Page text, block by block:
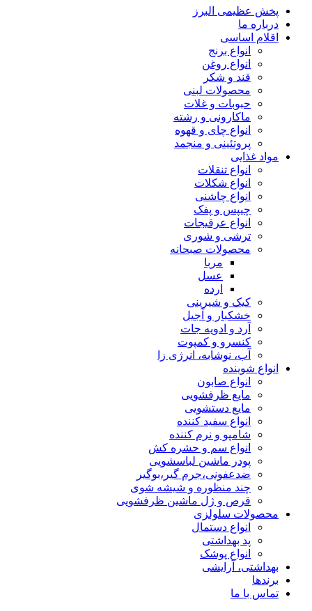
پخش عظیمی البرز
درباره ما
اقلام اساسی
انواع برنج
انواع روغن
قند و شکر
محصولات لبنی
حبوبات و غلات
ماکارونی و رشته
انواع چای و قهوه
پروتئینی و منجمد
مواد غذایی
انواع تنقلات
انواع شکلات
انواع چاشنی
چیپس و پفک
انواع عرقیجات
ترشی و شوری
محصولات صبحانه
مربا
عسل
ارده
کیک و شیرینی
خشکبار و آجیل
آرد و ادویه جات
کنسرو و کمپوت
آب، نوشابه، انرژی زا
انواع شوینده
انواع صابون
مایع ظرفشویی
مایع دستشویی
انواع سفید کننده
شامپو و نرم کننده
انواع سم و حشره کش
پودر ماشین لباسشویی
ضدعفونی،جرم گیر،بوگیر
چند منظوره و شیشه شوی
قرص و ژل ماشین ظرفشویی
محصولات سلولزی
انواع دستمال
پد بهداشتی
انواع پوشک
بهداشتی، آرایشی
برندها
تماس با ما